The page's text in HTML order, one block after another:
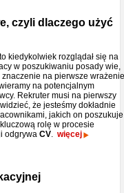
czyli dlaczego użyć
kiedykolwiek rozglądał się na
w poszukiwaniu posady wie,
znaczenie na pierwsze
na potencjalnym
Rekruter musi na pierwszy
że jesteśmy dokładnie
jakich on
rolę w procesie
odgrywa CV. więcej